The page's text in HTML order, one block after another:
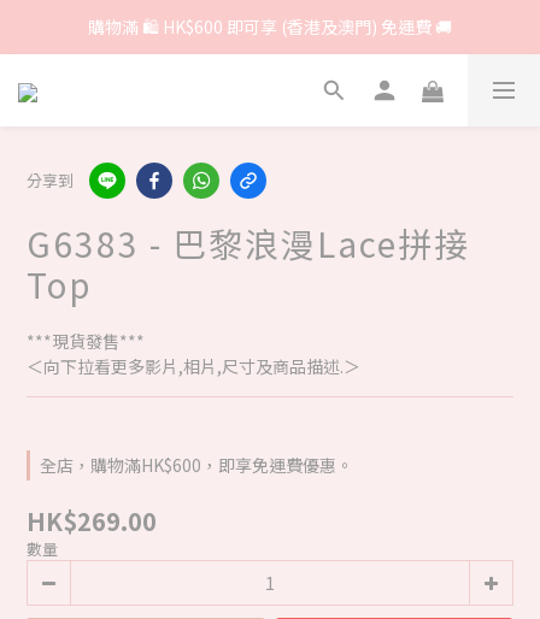
購物滿 🛍 HK$600 即可享 (香港及澳門) 免運費 🚚
分享到
G6383 - 巴黎浪漫Lace拼接
Top
***現貨發售***
＜向下拉看更多影片,相片,尺寸及商品描述.＞
全店，購物滿HK$600，即享免運費優惠。
HK$269.00
數量